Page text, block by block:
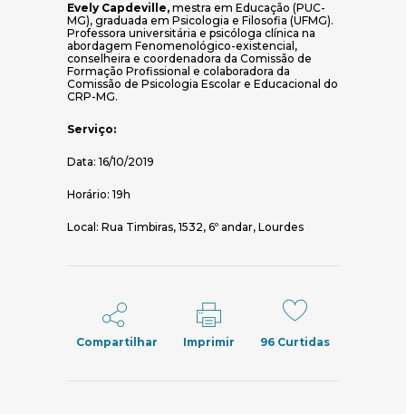
Evely Capdeville, mestra em Educação (PUC-
MG), graduada em Psicologia e Filosofia (UFMG).
Professora universitária e psicóloga clínica na
abordagem Fenomenológico-existencial,
conselheira e coordenadora da Comissão de
Formação Profissional e colaboradora da
Comissão de Psicologia Escolar e Educacional do
CRP-MG.
Serviço:
Data: 16/10/2019
Horário: 19h
Local: Rua Timbiras, 1532, 6º andar, Lourdes
Compartilhar Imprimir 96 Curtidas